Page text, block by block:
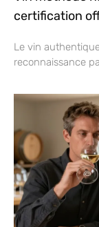
certification
Le vin
reconnaissance